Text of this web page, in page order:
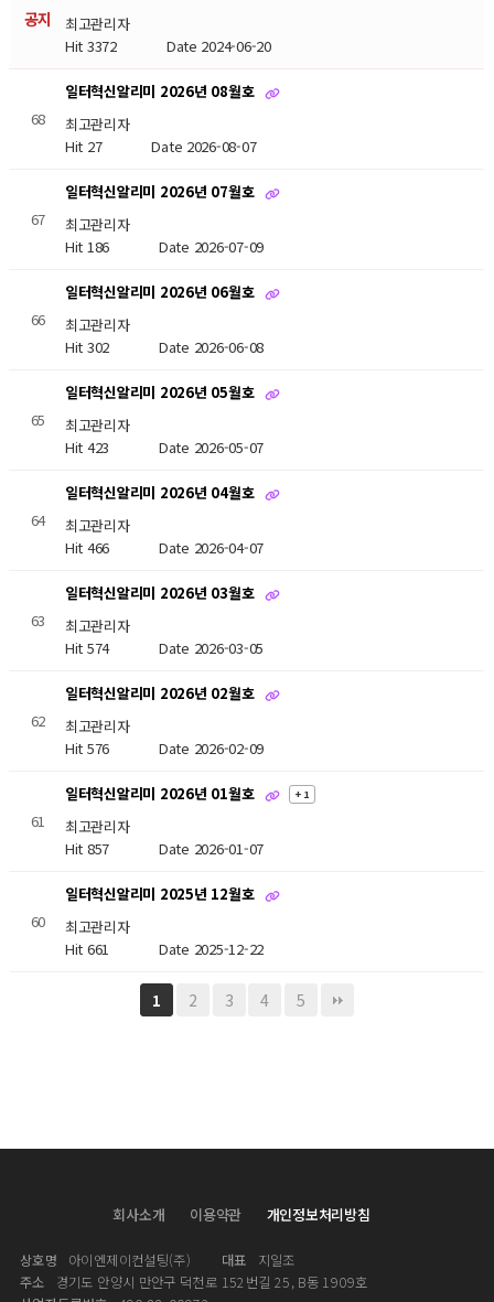
공지
최고관리자
Hit 3372 Date 2024-06-20
68
일터혁신알리미 2026년 08월호
최고관리자
Hit 27Date 2026-08-07
67
일터혁신알리미 2026년 07월호
최고관리자
Hit 186Date 2026-07-09
66
일터혁신알리미 2026년 06월호
최고관리자
Hit 302Date 2026-06-08
65
일터혁신알리미 2026년 05월호
최고관리자
Hit 423Date 2026-05-07
64
일터혁신알리미 2026년 04월호
최고관리자
Hit 466Date 2026-04-07
63
일터혁신알리미 2026년 03월호
최고관리자
Hit 574Date 2026-03-05
62
일터혁신알리미 2026년 02월호
최고관리자
Hit 576Date 2026-02-09
61
일터혁신알리미 2026년 01월호 + 1
최고관리자
Hit 857Date 2026-01-07
60
일터혁신알리미 2025년 12월호
최고관리자
Hit 661Date 2025-12-22
1 2 3 4 5
회사소개 이용약관 개인정보처리방침
상호명 아이엔제이컨설팅(주) 대표
지일조
주소
경기도 안양시 만안구 덕천로 152번길 25, B동 1909호